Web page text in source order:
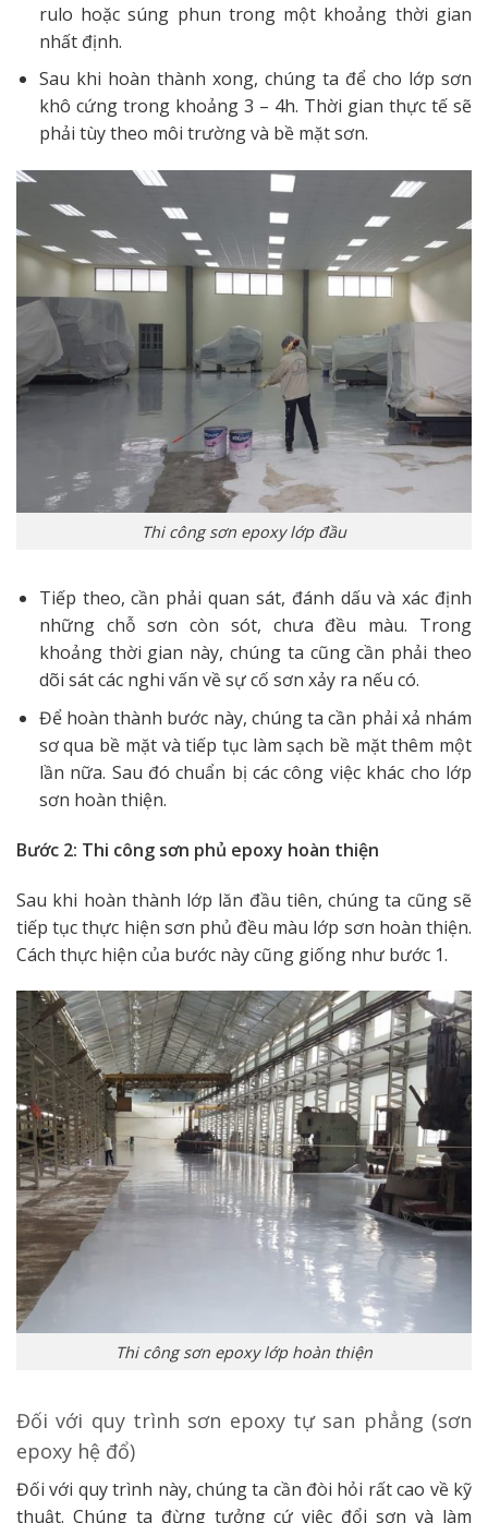
rulo hoặc súng phun trong một khoảng thời gian
nhất định.
Sau khi hoàn thành xong, chúng ta để cho lớp sơn
khô cứng trong khoảng 3 – 4h. Thời gian thực tế sẽ
phải tùy theo môi trường và bề mặt sơn.
Thi công sơn epoxy lớp đầu
Tiếp theo, cần phải quan sát, đánh dấu và xác định
những chỗ sơn còn sót, chưa đều màu. Trong
khoảng thời gian này, chúng ta cũng cần phải theo
dõi sát các nghi vấn về sự cố sơn xảy ra nếu có.
Để hoàn thành bước này, chúng ta cần phải xả nhám
sơ qua bề mặt và tiếp tục làm sạch bề mặt thêm một
lần nữa. Sau đó chuẩn bị các công việc khác cho lớp
sơn hoàn thiện.
Bước 2: Thi công sơn phủ epoxy hoàn thiện
Sau khi hoàn thành lớp lăn đầu tiên, chúng ta cũng sẽ
tiếp tục thực hiện sơn phủ đều màu lớp sơn hoàn thiện.
Cách thực hiện của bước này cũng giống như bước 1.
Thi công sơn epoxy lớp hoàn thiện
Đối với quy trình sơn epoxy tự san phẳng (sơn
epoxy hệ đổ)
Đối với quy trình này, chúng ta cần đòi hỏi rất cao về kỹ
thuật. Chúng ta đừng tưởng cứ việc đổi sơn và làm